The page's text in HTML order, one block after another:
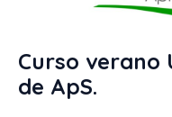
Curso verano
de ApS.